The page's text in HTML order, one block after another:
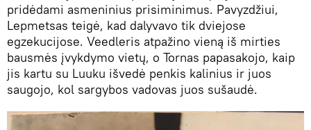
pridėdami asmeninius prisiminimus. Pavyzdžiui,
Lepmetsas teigė, kad dalyvavo tik dviejose
egzekucijose. Veedleris atpažino vieną iš mirties
bausmės įvykdymo vietų, o Tornas papasakojo, kaip
jis kartu su Luuku išvedė penkis kalinius ir juos
saugojo, kol sargybos vadovas juos sušaudė.